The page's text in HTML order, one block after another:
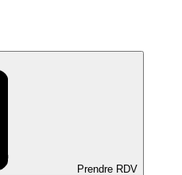
Prendre RDV